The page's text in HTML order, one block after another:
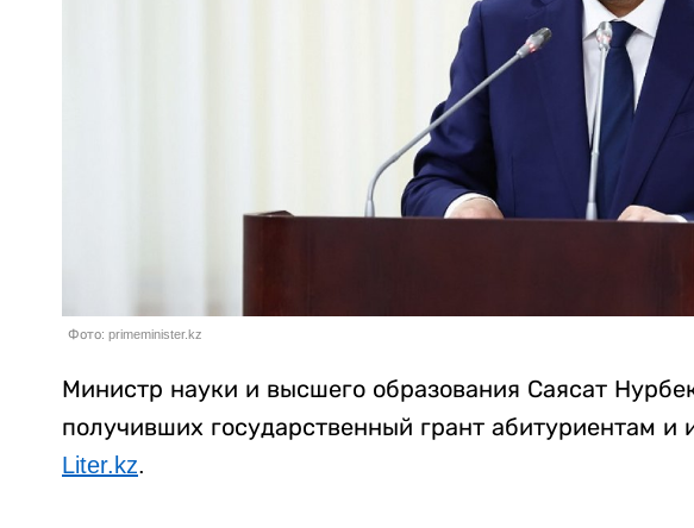
Фото: primeminister.kz
Министр науки и высшего образования Саясат
получивших государственный грант абитуриентам и
Liter.kz.